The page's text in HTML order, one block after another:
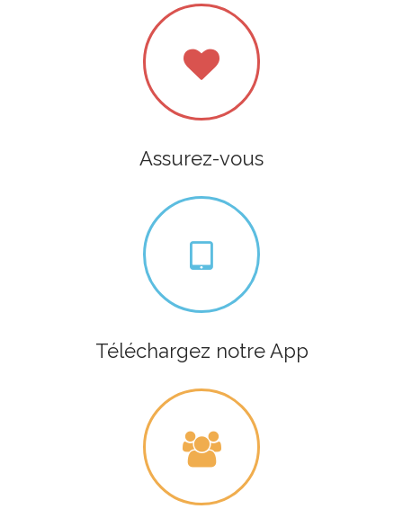
Assurez-vous
Téléchargez notre App